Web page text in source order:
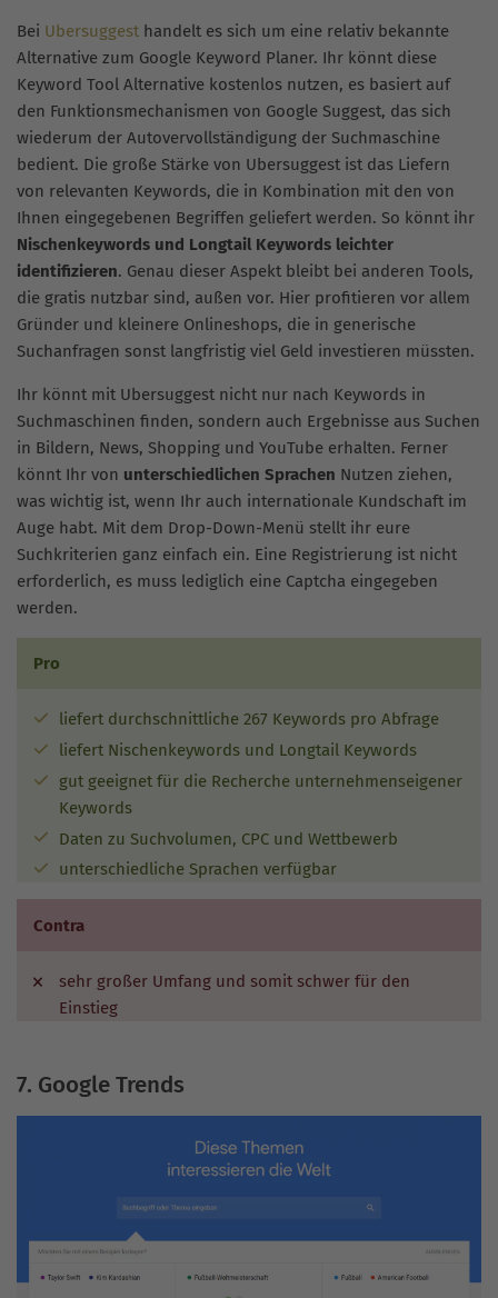
Bei Ubersuggest handelt es sich um eine relativ bekannte
Alternative zum Google Keyword Planer. Ihr könnt diese
Keyword Tool Alternative kostenlos nutzen, es basiert auf
den Funktionsmechanismen von Google Suggest, das sich
wiederum der Autovervollständigung der Suchmaschine
bedient. Die große Stärke von Ubersuggest ist das Liefern
von relevanten Keywords, die in Kombination mit den von
Ihnen eingegebenen Begriffen geliefert werden. So könnt ihr
Nischenkeywords und Longtail Keywords leichter
identifizieren. Genau dieser Aspekt bleibt bei anderen Tools,
die gratis nutzbar sind, außen vor. Hier profitieren vor allem
Gründer und kleinere Onlineshops, die in generische
Suchanfragen sonst langfristig viel Geld investieren müssten.
Ihr könnt mit Ubersuggest nicht nur nach Keywords in
Suchmaschinen finden, sondern auch Ergebnisse aus Suchen
in Bildern, News, Shopping und YouTube erhalten. Ferner
könnt Ihr von unterschiedlichen Sprachen Nutzen ziehen,
was wichtig ist, wenn Ihr auch internationale Kundschaft im
Auge habt. Mit dem Drop-Down-Menü stellt ihr eure
Suchkriterien ganz einfach ein. Eine Registrierung ist nicht
erforderlich, es muss lediglich eine Captcha eingegeben
werden.
Pro
liefert durchschnittliche 267 Keywords pro Abfrage
liefert Nischenkeywords und Longtail Keywords
gut geeignet für die Recherche unternehmenseigener
Keywords
Daten zu Suchvolumen, CPC und Wettbewerb
unterschiedliche Sprachen verfügbar
Contra
sehr großer Umfang und somit schwer für den
Einstieg
7. Google Trends